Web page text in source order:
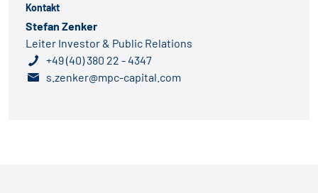
Kontakt
Stefan Zenker
Leiter Investor & Public Relations
+49 (40) 380 22 - 4347
s.zenker@mpc-capital.com